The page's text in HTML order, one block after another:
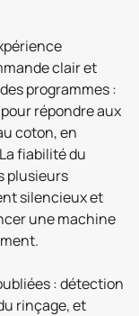
clair et
programmes :
répondre aux
coton, en
fiabilité du
plusieurs
silencieux et
une machine
: détection
rinçage, et